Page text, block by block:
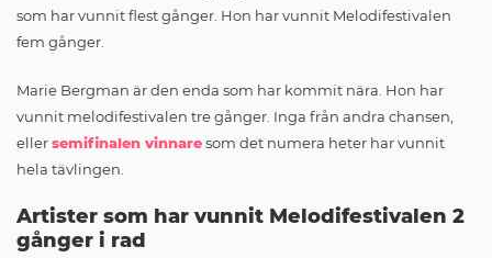
som har vunnit flest gånger. Hon har vunnit Melodifestivalen
fem gånger.
Marie Bergman är den enda som har kommit nära. Hon har
vunnit melodifestivalen tre gånger. Inga från andra chansen,
ellersemifinalen vinnaresom det numera heter har vunnit
hela tävlingen.
Artister som har vunnit Melodifestivalen 2
gånger i rad